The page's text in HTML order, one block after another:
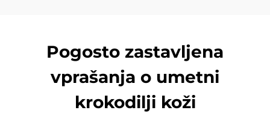
Pogosto zastavljena
vprašanja o umetni
krokodilji koži